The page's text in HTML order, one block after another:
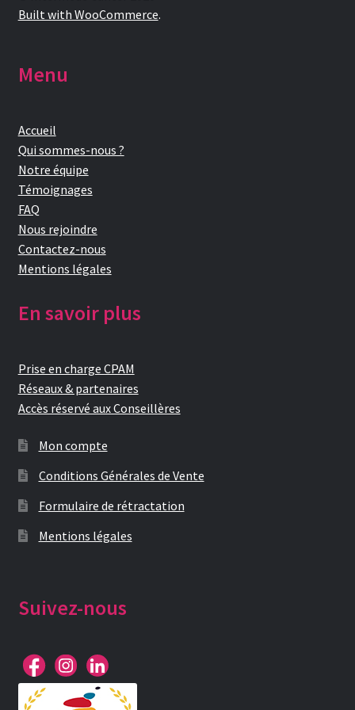
Menu
Accueil
Qui sommes-nous ?
Notre équipe
Témoignages
FAQ
Nous rejoindre
Contactez-nous
Mentions légales
En savoir plus
Prise en charge CPAM
Réseaux & partenaires
Accès réservé aux Conseillères
Mon compte
Conditions Générales de Vente
Formulaire de rétractation
Mentions légales
Suivez-nous
Built with WooCommerce.